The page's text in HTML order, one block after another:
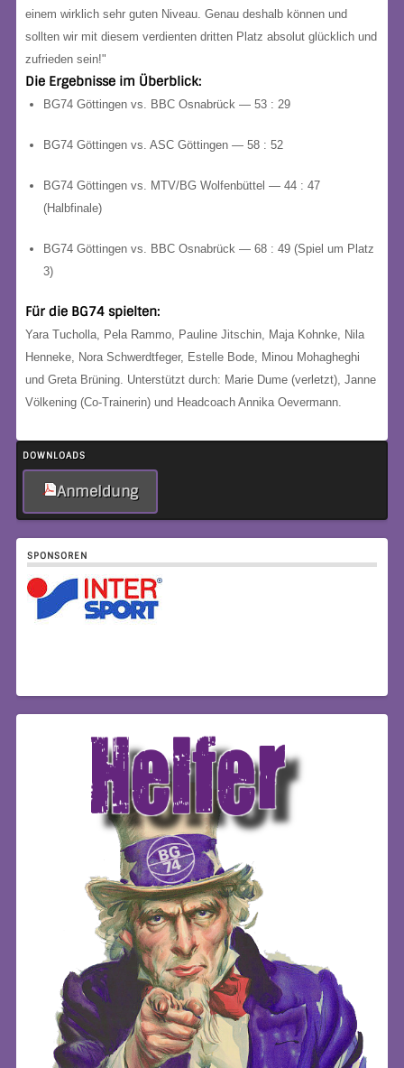
DOWNLOADS
Anmeldung
SPONSOREN
einem wirklich sehr guten Niveau. Genau deshalb können und
sollten wir mit diesem verdienten dritten Platz absolut glücklich und
zufrieden sein!"
Die Ergebnisse im Überblick:
BG74 Göttingen vs. BBC Osnabrück — 53 : 29
BG74 Göttingen vs. ASC Göttingen — 58 : 52
BG74 Göttingen vs. MTV/BG Wolfenbüttel — 44 : 47
(Halbfinale)
BG74 Göttingen vs. BBC Osnabrück — 68 : 49 (Spiel um Platz
3)
Für die BG74 spielten:
Yara Tucholla, Pela Rammo, Pauline Jitschin, Maja Kohnke, Nila
Henneke, Nora Schwerdtfeger, Estelle Bode, Minou Mohagheghi
und Greta Brüning. Unterstützt durch: Marie Dume (verletzt), Janne
Völkening (Co-Trainerin) und Headcoach Annika Oevermann.